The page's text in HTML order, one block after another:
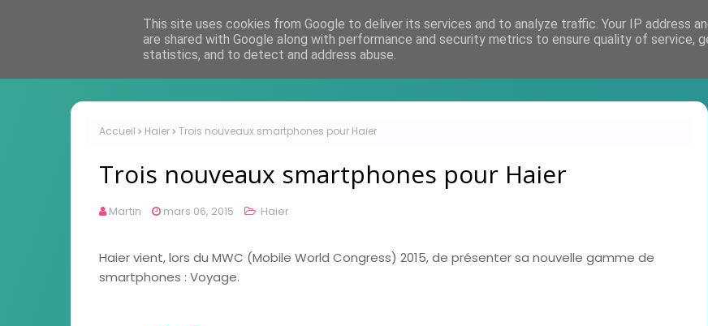
Accueil
Accueil Haier Trois nouveaux smartphones pour Haier
Trois nouveaux smartphones pour Haier
Martin mars 06, 2015 Haier
Haier vient, lors du MWC (Mobile World Congress) 2015, de présenter sa nouvelle gamme de
smartphones : Voyage.
This site uses cookies from Google to deliver its services and to analyze traffic. Your IP address
are shared with Google along with performance and security metrics to ensure quality of service,
statistics, and to detect and address abuse.